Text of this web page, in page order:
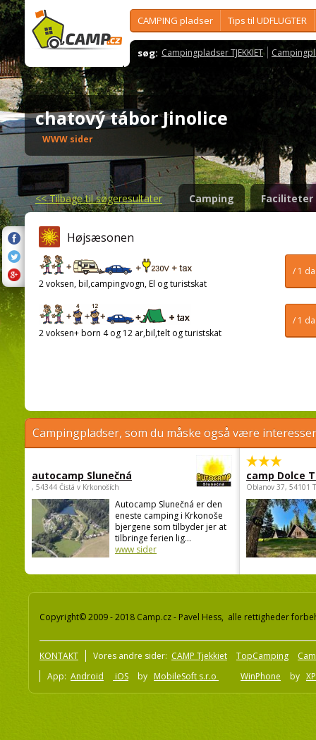
CAMPING pladser Tips til UDFLUGTER
søg: Campingpladser TJEKKIET
chatový tábor Jinolice
WWW sider
<<Tilbage til søgeresultater Camping Faciliteter
Højsæsonen
/ 1
2 voksen, bil,campingvogn, El og turistskat
/ 1
2 voksen+ born 4 og 12 ar,bil,telt og turistskat
Campingpladser, som du måske også være
autocamp Slunečná
, 54344 Čistá v Krkonoších
Autocamp Slunečná er den
eneste camping i Krkonoše
bjergene som tilbyder jer at
tilbringe ferien lig...
www sider
camp Dolce
Oblanov 37, 54101
Copyright© 2009 - 2018 Camp.cz - Pavel Hess, alle rettigheder
KONTAKT Vores andre sider: CAMP Tjekkiet TopCamping
App: Android iOS by MobileSoft s.r.o WinPhone by